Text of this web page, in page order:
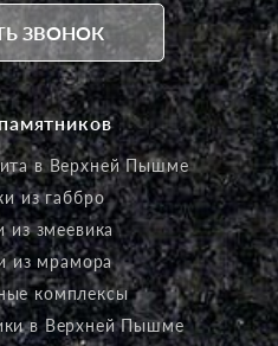
ЗВОНОК
в Верхней Пышме
из габбро
из змеевика
из мрамора
комплексы
в Верхней Пышме